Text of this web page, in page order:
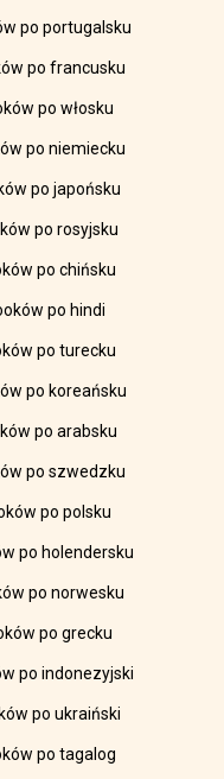
po portugalsku
po francusku
po włosku
po niemiecku
po japońsku
po rosyjsku
po chińsku
po hindi
po turecku
po koreańsku
po arabsku
po szwedzku
po polsku
po holendersku
po norwesku
po grecku
po indonezyjski
po ukraiński
po tagalog